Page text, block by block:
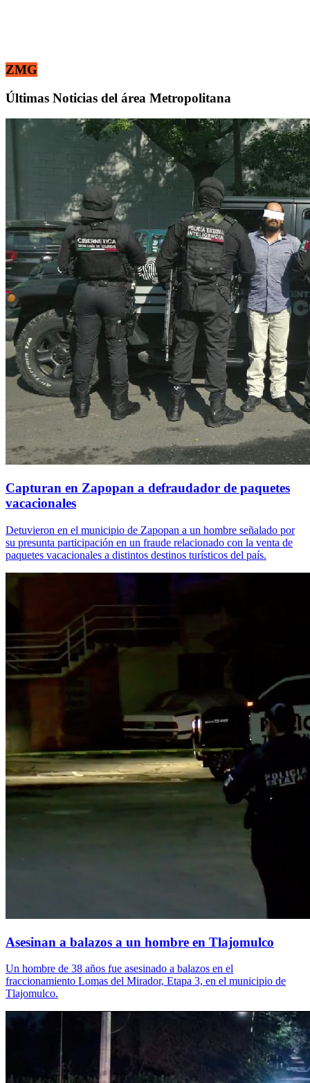
ZMG
Últimas Noticias del área Metropolitana
Capturan en Zapopan a defraudador de paquetes
vacacionales
Detuvieron en el municipio de Zapopan a un hombre señalado por
su presunta participación en un fraude relacionado con la venta de
paquetes vacacionales a distintos destinos turísticos del país.
Asesinan a balazos a un hombre en Tlajomulco
Un hombre de 38 años fue asesinado a balazos en el
fraccionamiento Lomas del Mirador, Etapa 3, en el municipio de
Tlajomulco.